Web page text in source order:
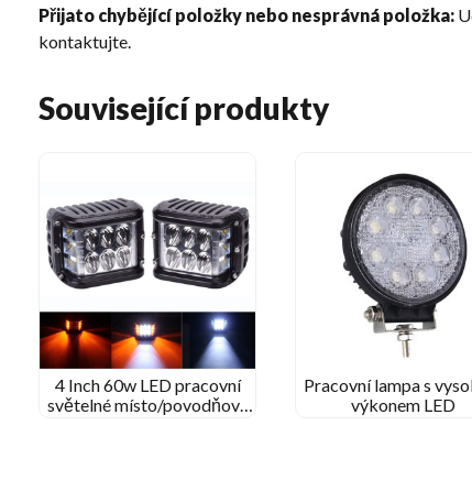
Přijato chybějící položky nebo nesprávná položka:
kontaktujte.
Související produkty
4 Inch 60w LED pracovní
světelné místo/povodňový
Pracovní lampa s
výkonem LED